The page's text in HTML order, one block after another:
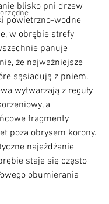
blisko pni drzew
powietrzno-wodne
w obrębie strefy
panuje
że najważniejsze
sąsiadują z pniem.
wytwarzają z reguły
a
fragmenty
poza obrysem korony.
najeżdżanie
staje się często
obumierania